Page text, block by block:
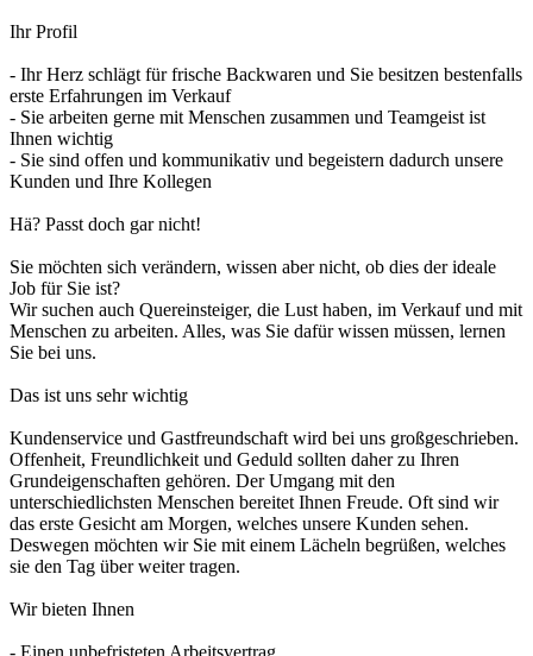
Ihr Profil
- Ihr Herz schlägt für frische Backwaren und Sie besitzen bestenfalls
erste Erfahrungen im Verkauf
- Sie arbeiten gerne mit Menschen zusammen und Teamgeist ist
Ihnen wichtig
- Sie sind offen und kommunikativ und begeistern dadurch unsere
Kunden und Ihre Kollegen
Hä? Passt doch gar nicht!
Sie möchten sich verändern, wissen aber nicht, ob dies der ideale
Job für Sie ist?
Wir suchen auch Quereinsteiger, die Lust haben, im Verkauf und mit
Menschen zu arbeiten. Alles, was Sie dafür wissen müssen, lernen
Sie bei uns.
Das ist uns sehr wichtig
Kundenservice und Gastfreundschaft wird bei uns großgeschrieben.
Offenheit, Freundlichkeit und Geduld sollten daher zu Ihren
Grundeigenschaften gehören. Der Umgang mit den
unterschiedlichsten Menschen bereitet Ihnen Freude. Oft sind wir
das erste Gesicht am Morgen, welches unsere Kunden sehen.
Deswegen möchten wir Sie mit einem Lächeln begrüßen, welches
sie den Tag über weiter tragen.
Wir bieten Ihnen
- Einen unbefristeten Arbeitsvertrag